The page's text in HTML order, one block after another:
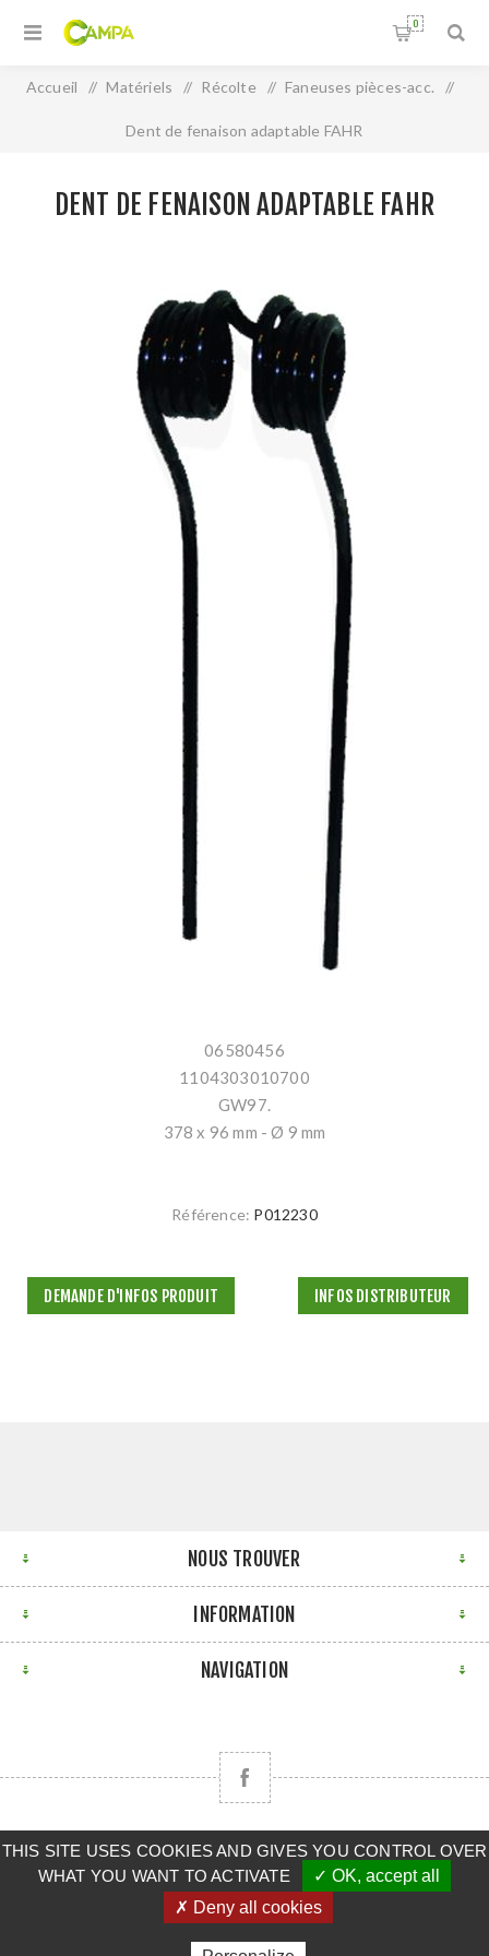
0
Accueil / Matériels / Récolte / Faneuses pièces-acc. /
Dent de fenaison adaptable FAHR
DENT DE FENAISON ADAPTABLE FAHR
06580456
1104303010700
GW97.
378 x 96 mm - Ø 9 mm
Référence: P012230
DEMANDE D'INFOS PRODUIT INFOS DISTRIBUTEUR
NOUS TROUVER
INFORMATION
NAVIGATION
Copyright © 2026 CLAAS BRETAGNE SUD. Tous droits
réservés.
Powered by nopCommerce
THIS SITE USES COOKIES AND GIVES YOU CONTROL OVER
WHAT YOU WANT TO ACTIVATE
✓ OK, accept all
✗ Deny all cookies